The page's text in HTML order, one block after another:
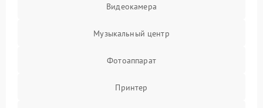
Видеокамера
Музыкальный центр
Фотоаппарат
Принтер